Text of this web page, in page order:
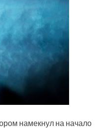
намекнул на начало